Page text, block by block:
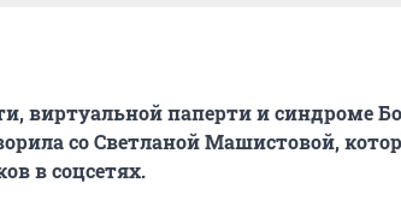
виртуальной паперти и синдроме
со Светланой Машистовой,
в соцсетях.